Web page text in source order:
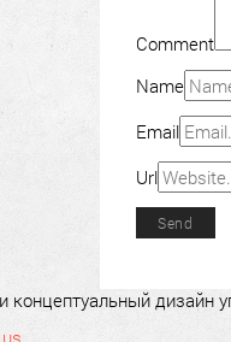
Comment
Name
Email
Url
дизайн